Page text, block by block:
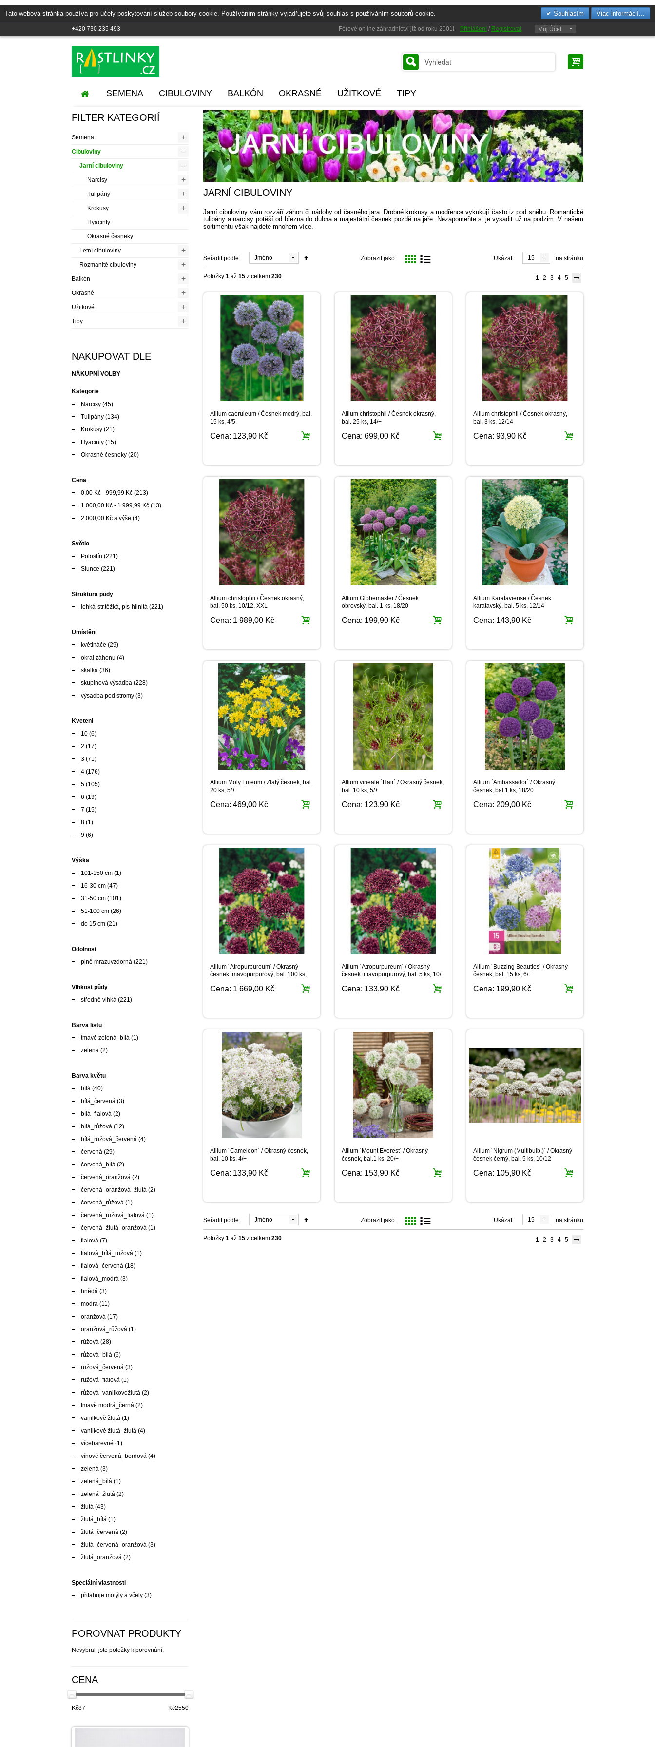
Tato webová stránka používá pro účely poskytování služeb soubory cookie. Používáním stránky vyjadřujete svůj souhlas s používáním souborů cookie. Souhlasím Viac informácií...
+420 730 235 493 Férové online záhradníctvi již od roku 2001! Přihlášení / Registrovat Můj Účet
SEMENA CIBULOVINY BALKÓN OKRASNÉ UŽITKOVÉ TIPY
JARNÍ CIBULOVINY
Jarní cibuloviny vám rozzáří záhon či nádoby od časného jara. Drobné krokusy a modřence vykukují často iz pod sněhu. Romantické
tulipány a narcisy potěší od března do dubna a majestátní česnek pozdě na jaře. Nezapomeňte si je vysadit už na podzim. V našem
sortimentu však najdete mnohem více.
Seřadit podle: Jméno Zobrazit jako: Ukázat: 15 na stránku
Položky 1 až 15 z celkem 230 1 2 3 4 5
Allium caeruleum / Česnek modrý, bal.
15 ks, 4/5
Cena: 123,90 Kč
Allium christophii / Česnek okrasný,
bal. 25 ks, 14/+
Cena: 699,00 Kč
Allium christophii / Česnek okrasný,
bal. 3 ks, 12/14
Cena: 93,90 Kč
Allium christophii / Česnek okrasný,
bal. 50 ks, 10/12, XXL
Cena: 1 989,00 Kč
Allium Globemaster / Česnek
obrovský, bal. 1 ks, 18/20
Cena: 199,90 Kč
Allium Karataviense / Česnek
karatavský, bal. 5 ks, 12/14
Cena: 143,90 Kč
Allium Moly Luteum / Zlatý česnek, bal.
20 ks, 5/+
Cena: 469,00 Kč
Allium vineale ´Hair´ / Okrasný česnek,
bal. 10 ks, 5/+
Cena: 123,90 Kč
Allium ´Ambassador´ / Okrasný
česnek, bal.1 ks, 18/20
Cena: 209,00 Kč
Allium ´Atropurpureum´ / Okrasný
česnek tmavopurpurový, bal. 100 ks,
Cena: 1 669,00 Kč
Allium ´Atropurpureum´ / Okrasný
česnek tmavopurpurový, bal. 5 ks, 10/+
Cena: 133,90 Kč
Allium ´Buzzing Beauties´ / Okrasný
česnek, bal. 15 ks, 6/+
Cena: 199,90 Kč
Allium ´Cameleon´ / Okrasný česnek,
bal. 10 ks, 4/+
Cena: 133,90 Kč
Allium ´Mount Everest´ / Okrasný
česnek, bal.1 ks, 20/+
Cena: 153,90 Kč
Allium ´Nigrum (Multibulb.)´ / Okrasný
česnek černý, bal. 5 ks, 10/12
Cena: 105,90 Kč
Seřadit podle: Jméno Zobrazit jako: Ukázat: 15 na stránku
Položky 1 až 15 z celkem 230 1 2 3 4 5
FILTER KATEGORIÍ
Semena +
Cibuloviny –
Jarní cibuloviny –
Narcisy +
Tulipány +
Krokusy +
Hyacinty
Okrasné česneky
Letní cibuloviny +
Rozmanité cibuloviny +
Balkón +
Okrasné +
Užitkové +
Tipy +
NAKUPOVAT DLE
NÁKUPNÍ VOLBY
Kategorie
Narcisy (45)
Tulipány (134)
Krokusy (21)
Hyacinty (15)
Okrasné česneky (20)
Cena
0,00 Kč - 999,99 Kč (213)
1 000,00 Kč - 1 999,99 Kč (13)
2 000,00 Kč a výše (4)
Světlo
Polostín (221)
Slunce (221)
Struktura půdy
lehká-str.těžká, pís-hlinitá (221)
Umístění
květináče (29)
okraj záhonu (4)
skalka (36)
skupinová výsadba (228)
výsadba pod stromy (3)
Kvetení
10 (6)
2 (17)
3 (71)
4 (176)
5 (105)
6 (19)
7 (15)
8 (1)
9 (6)
Výška
101-150 cm (1)
16-30 cm (47)
31-50 cm (101)
51-100 cm (26)
do 15 cm (21)
Odolnost
plně mrazuvzdorná (221)
Vlhkost půdy
středně vlhká (221)
Barva listu
tmavě zelená_bílá (1)
zelená (2)
Barva květu
bílá (40)
bílá_červená (3)
bílá_fialová (2)
bílá_růžová (12)
bílá_růžová_červená (4)
červená (29)
červená_bílá (2)
červená_oranžová (2)
červená_oranžová_žlutá (2)
červená_růžová (1)
červená_růžová_fialová (1)
červená_žlutá_oranžová (1)
fialová (7)
fialová_bílá_růžová (1)
fialová_červená (18)
fialová_modrá (3)
hnědá (3)
modrá (11)
oranžová (17)
oranžová_růžová (1)
růžová (28)
růžová_bílá (6)
růžová_červená (3)
růžová_fialová (1)
růžová_vanilkovožlutá (2)
tmavě modrá_černá (2)
vanilkově žlutá (1)
vanilkově žlutá_žlutá (4)
vícebarevné (1)
vínově červená_bordová (4)
zelená (3)
zelená_bílá (1)
zelená_žlutá (2)
žlutá (43)
žlutá_bílá (1)
žlutá_červená (2)
žlutá_červená_oranžová (3)
žlutá_oranžová (2)
Speciální vlastnosti
přitahuje motýly a včely (3)
POROVNAT PRODUKTY
Nevybrali jste položky k porovnání.
CENA
Kč87 Kč2550